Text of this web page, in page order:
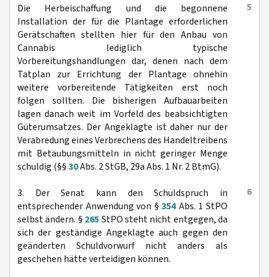
5
Die Herbeischaffung und die begonnene
Installation der für die Plantage erforderlichen
Gerätschaften stellten hier für den Anbau von
Cannabis lediglich typische
Vorbereitungshandlungen dar, denen nach dem
Tatplan zur Errichtung der Plantage ohnehin
weitere vorbereitende Tätigkeiten erst noch
folgen sollten. Die bisherigen Aufbauarbeiten
lagen danach weit im Vorfeld des beabsichtigten
Güterumsatzes. Der Angeklagte ist daher nur der
Verabredung eines Verbrechens des Handeltreibens
mit Betäubungsmitteln in nicht geringer Menge
schuldig (§§30Abs. 2 StGB, 29a Abs. 1 Nr. 2 BtmG).
6
3. Der Senat kann den Schuldspruch in
entsprechender Anwendung von §354Abs. 1 StPO
selbst ändern. § 265StPO steht nicht entgegen, da
sich der geständige Angeklagte auch gegen den
geänderten Schuldvorwurf nicht anders als
geschehen hätte verteidigen können.